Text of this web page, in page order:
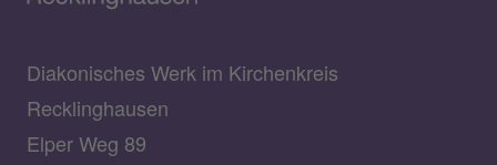
Diakonisches Werk im Kirchenkreis
Recklinghausen
Elper Weg 89